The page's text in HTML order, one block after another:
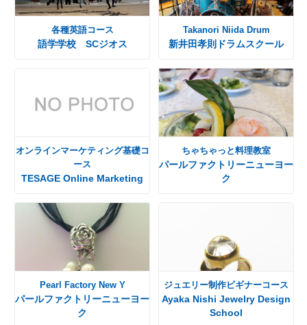
各種英語コース
語学学校 SCジオス
Takanori Niida Drum
新井田孝則ドラムスクール
オンラインマーケティング基礎コ
ース
TESAGE Online Marketing
ちゃちゃっと料理教室
パールファクトリーニューヨー
ク
Pearl Factory New Y
パールファクトリーニューヨー
ク
ジュエリー制作ビギナーコース
Ayaka Nishi Jewelry Design
School